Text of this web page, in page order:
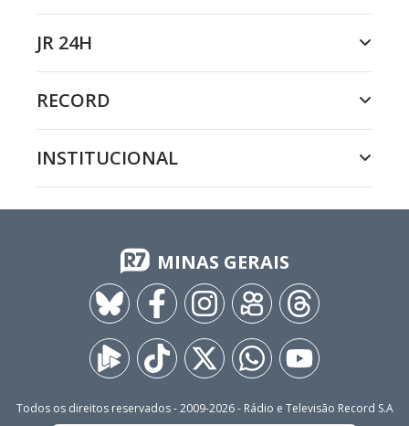
JR 24H
RECORD
INSTITUCIONAL
MINAS GERAIS
Todos os direitos reservados - 2009-2026- Rádio e Televisão Record S.A